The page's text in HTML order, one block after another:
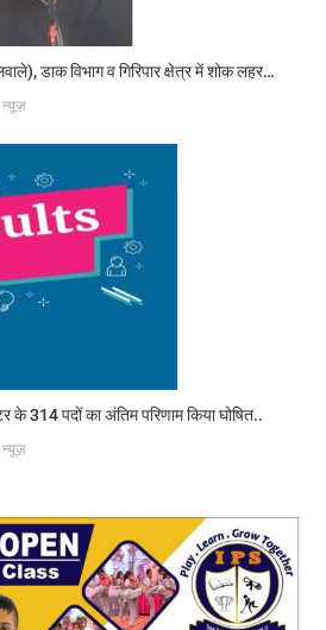
डाक विभाग व गिरिपार क्षेत्र में शोक लहर…
न्यूज़
के 314 पदों का अंतिम परिणाम किया घोषित..
न्यूज़